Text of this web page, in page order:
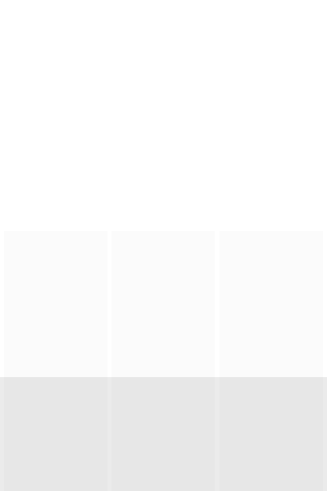
出看护妇会协助防疫的历程。明治18年，日本首个护士培训
“独狼”刑警，与一位拥有特异功能的神秘密友展开。女主角黑井
两人约定利用暑假进行一场电影圣地巡礼。这段从高中延伸至大学
援室”，在这里，警察们将贴身陪伴遭遇各类案件的受害者及遗属
高中生三井宏太在好友内新次郎的邀请下加入了钓鱼部。虽然听